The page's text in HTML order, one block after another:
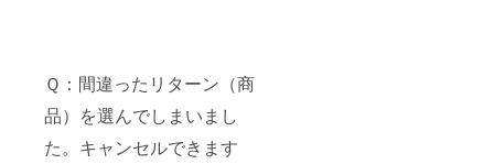
Ｑ：間違ったリターン（商
品）を選んでしまいまし
た。キャンセルできます